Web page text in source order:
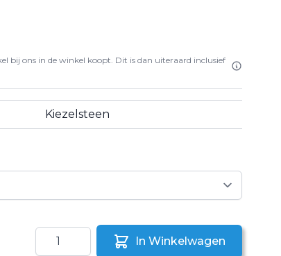
bij ons in de winkel koopt. Dit is dan uiteraard inclusief
Kiezelsteen
vriend
Aantal
In Winkelwagen